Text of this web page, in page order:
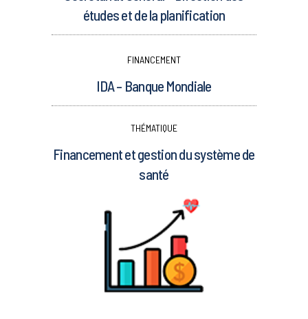
études et de la planification
FINANCEMENT
IDA – Banque Mondiale
THÉMATIQUE
Financement et gestion du système de
santé